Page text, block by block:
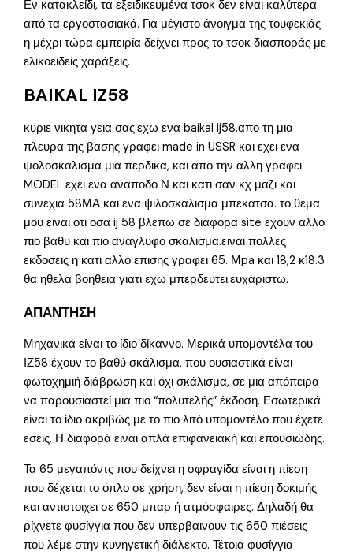
Εν κατακλείδι, τα εξειδικευμένα τσοκ δεν είναι καλύτερα
από τα εργοστασιακά. Για μέγιστο άνοιγμα της τουφεκιάς
η μέχρι τώρα εμπειρία δείχνει προς το τσοκ διασποράς με
ελικοειδείς χαράξεις.
BAIKAL IZ58
κυριε νικητα γεια σας.εχω ενα baikal ij58.απο τη μια
πλευρα της βασης γραφει made in USSR και εχει ενα
ψολοσκαλισμα μια περδικα, και απο την αλλη γραφει
MODEL εχει ενα αναποδο Ν και κατι σαν κχ μαζι και
συνεχια 58ΜΑ και ενα ψιλοσκαλισμα μπεκατσα. το θεμα
μου ειναι οτι οσα ij 58 βλεπω σε διαφορα site εχουν αλλο
πιο βαθυ και πιο αναγλυφο σκαλισμα.ειναι πολλες
εκδοσεις η κατι αλλο επισης γραφει 65. Μpa και 18,2 κ18.3
θα ηθελα βοηθεια γιατι εχω μπερδευτει.ευχαριστω.
ΑΠΑΝΤΗΣΗ
Μηχανικά είναι το ίδιο δίκαννο. Μερικά υπομοντέλα του
ΙΖ58 έχουν το βαθύ σκάλισμα, που ουσιαστικά είναι
φωτοχημιή διάβρωση και όχι σκάλισμα, σε μια απόπειρα
να παρουσιαστεί μια πιο “πολυτελής” έκδοση. Εσωτερικά
είναι το ίδιο ακριβώς με το πιο λιτό υπομοντέλο που έχετε
εσείς. Η διαφορά είναι απλά επιφανειακή και επουσιώδης.
Τα 65 μεγαπόντς που δείχνει η σφραγίδα είναι η πίεση
που δέχεται το όπλο σε χρήση, δεν είναι η πίεση δοκιμής
και αντιστοιχει σε 650 μπαρ ή ατμόσφαιρες. Δηλαδή θα
ρίχνετε φυσίγγια που δεν υπερβαινουν τις 650 πιέσεις
που λέμε στην κυνηγετική διάλεκτο. Τέτοια φυσίγγια